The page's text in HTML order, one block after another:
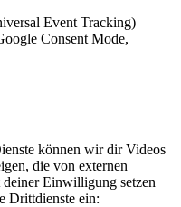
Event Tracking)
Consent Mode,
können wir dir Videos
die von externen
Einwilligung setzen
Drittdienste ein: